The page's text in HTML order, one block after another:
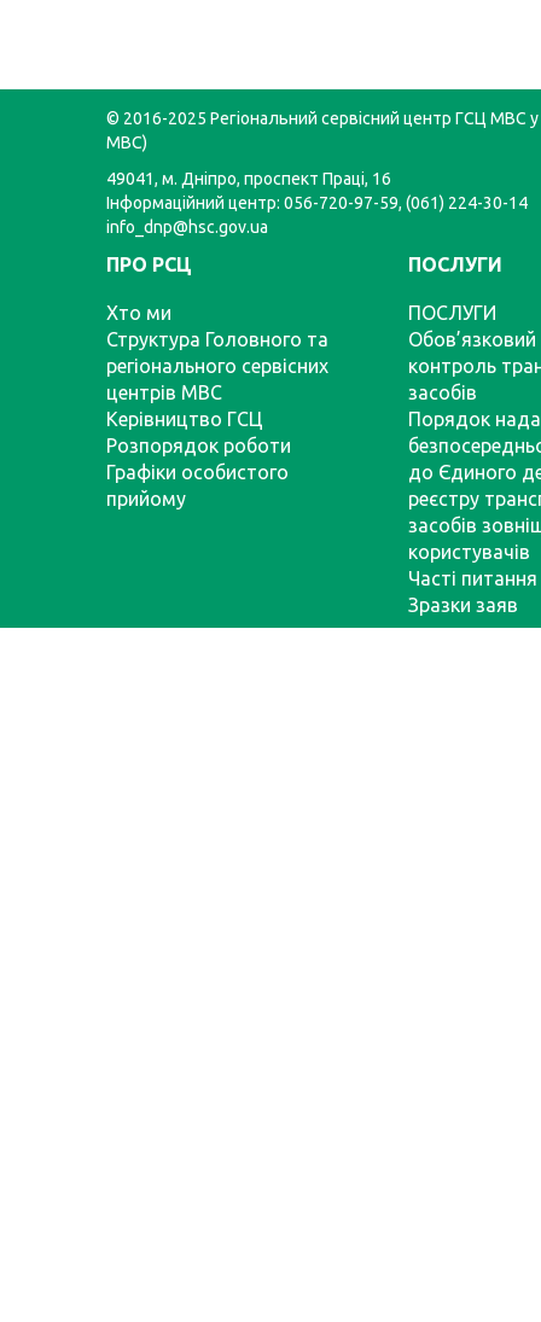
© 2016-2025 Регіональний сервісний центр ГСЦ МВС у
МВС)
49041, м. Дніпро, проспект Праці, 16
Інформаційний центр: 056-720-97-59, (061) 224-30-14
info_dnp@hsc.gov.ua
ПРО РСЦ
Хто ми
Структура Головного та
регіонального сервісних
центрів МВС
Керівництво ГСЦ
Розпорядок роботи
Графіки особистого
прийому
ПОСЛУГИ
ПОСЛУГИ
Обов’язковий
контроль
засобів
Порядок
до Єдиного
реєстру
засобів
користувачів
Часті питання
Зразки заяв